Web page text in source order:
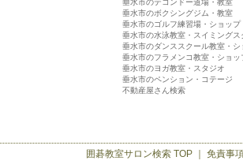
垂水市のテコンドー道場・教室
垂水市のボクシングジム・教室
垂水市のゴルフ練習場・ショップ
垂水市の水泳教室・スイミングス
垂水市のダンススクール教室・シ
垂水市のフラメンコ教室・ショッ
垂水市のヨガ教室・スタジオ
垂水市のペンション・コテージ
不動産屋さん検索
囲碁教室サロン検索TOP ｜ 免責事